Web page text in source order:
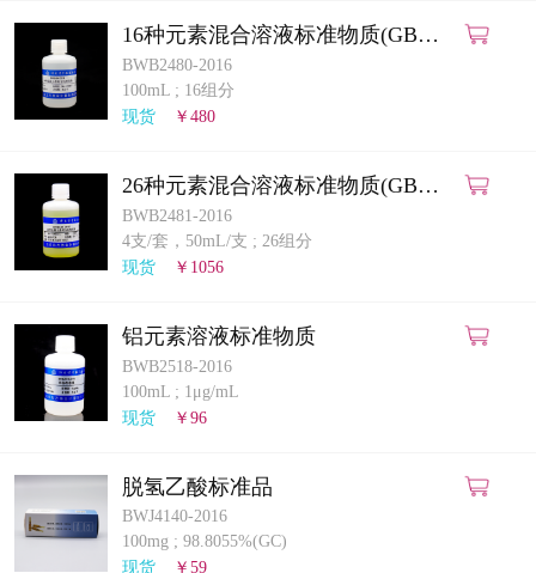
16种元素混合溶液标准物质(GB
5009.268-2025)(ICP-MS法)
BWB2480-2016
100mL ; 16组分
现货
￥480
26种元素混合溶液标准物质(GB
5009.268-2025)(ICP-MS法)
BWB2481-2016
4支/套，50mL/支 ; 26组分
现货
￥1056
铝元素溶液标准物质
BWB2518-2016
100mL ; 1μg/mL
现货
￥96
脱氢乙酸标准品
BWJ4140-2016
100mg ; 98.8055%(GC)
现货
￥59